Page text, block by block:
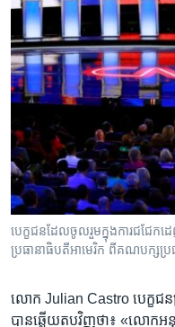
បេក្ខជន​ដែល​ចូល​រួម​ក្នុង​ការ​ជជែក​ដ
ប្រធានាធិបតី​អាមេរិក ពី​គណបក្ស​ប្
លោក ​Julian Castro ​បេក្ខជ
បាន​ឆ្លើយ​តប​វិញ​ថា៖ «លោក​អ